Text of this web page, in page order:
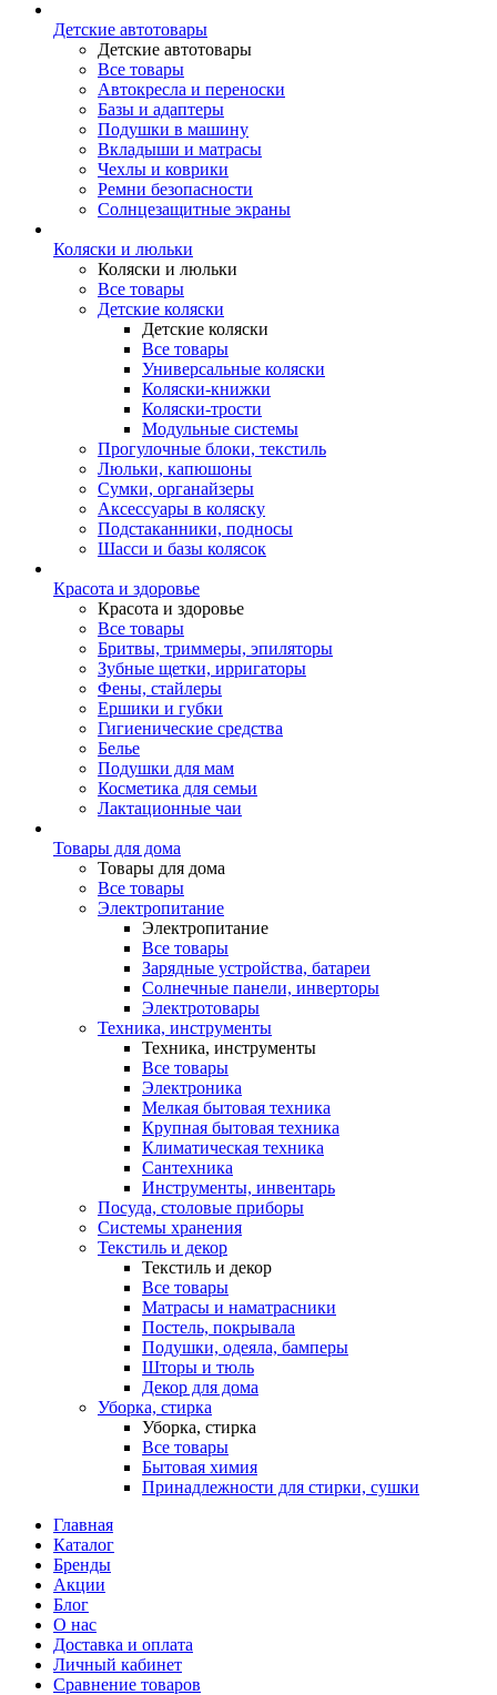
Детские автотовары
Детские автотовары
Все товары
Автокресла и переноски
Базы и адаптеры
Подушки в машину
Вкладыши и матрасы
Чехлы и коврики
Ремни безопасности
Солнцезащитные экраны
Коляски и люльки
Коляски и люльки
Все товары
Детские коляски
Детские коляски
Все товары
Универсальные коляски
Коляски-книжки
Коляски-трости
Модульные системы
Прогулочные блоки, текстиль
Люльки, капюшоны
Сумки, органайзеры
Аксессуары в коляску
Подстаканники, подносы
Шасси и базы колясок
Красота и здоровье
Красота и здоровье
Все товары
Бритвы, триммеры, эпиляторы
Зубные щетки, ирригаторы
Фены, стайлеры
Ершики и губки
Гигиенические средства
Белье
Подушки для мам
Косметика для семьи
Лактационные чаи
Товары для дома
Товары для дома
Все товары
Электропитание
Электропитание
Все товары
Зарядные устройства, батареи
Солнечные панели, инверторы
Электротовары
Техника, инструменты
Техника, инструменты
Все товары
Электроника
Мелкая бытовая техника
Крупная бытовая техника
Климатическая техника
Сантехника
Инструменты, инвентарь
Посуда, столовые приборы
Системы хранения
Текстиль и декор
Текстиль и декор
Все товары
Матрасы и наматрасники
Постель, покрывала
Подушки, одеяла, бамперы
Шторы и тюль
Декор для дома
Уборка, стирка
Уборка, стирка
Все товары
Бытовая химия
Принадлежности для стирки, сушки
Главная
Каталог
Бренды
Акции
Блог
О нас
Доставка и оплата
Личный кабинет
Сравнение товаров